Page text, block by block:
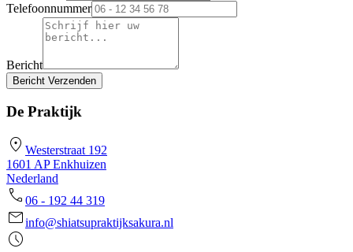
Telefoonnummer
Bericht
Bericht Verzenden
De Praktijk
location_on Westerstraat 192
1601 AP Enkhuizen
Nederland
call 06 - 192 44 319
mailinfo@shiatsupraktijksakura.nl
schedule